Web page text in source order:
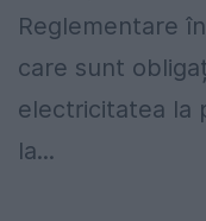
Reglementare
care sunt
electricitatea la
la...